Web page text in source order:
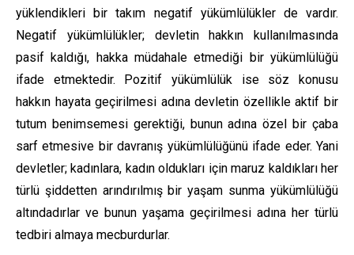
yüklendikleri bir takım negatif yükümlülükler de vardır.
Negatif yükümlülükler; devletin hakkın kullanılmasında
pasif kaldığı, hakka müdahale etmediği bir yükümlülüğü
ifade etmektedir. Pozitif yükümlülük ise söz konusu
hakkın hayata geçirilmesi adına devletin özellikle aktif bir
tutum benimsemesi gerektiği, bunun adına özel bir çaba
sarf etmesive bir davranış yükümlülüğünü ifade eder. Yani
devletler; kadınlara, kadın oldukları için maruz kaldıkları her
türlü şiddetten arındırılmış bir yaşam sunma yükümlülüğü
altındadırlar ve bunun yaşama geçirilmesi adına her türlü
tedbiri almaya mecburdurlar.